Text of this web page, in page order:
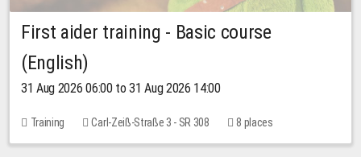
First aider training - Basic course
(English)
31 Aug 2026 06:00 to 31 Aug 2026 14:00
Training Carl-Zeiß-Straße 3 - SR 308 8 places